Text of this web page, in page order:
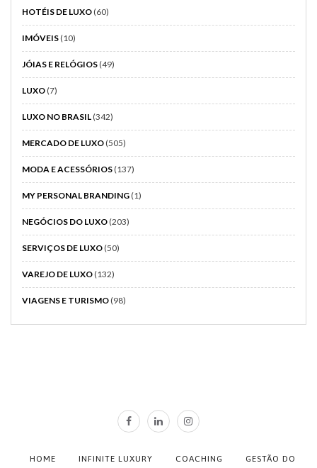
HOTÉIS DE LUXO(60)
IMÓVEIS(10)
JÓIAS E RELÓGIOS(49)
LUXO(7)
LUXO NO BRASIL(342)
MERCADO DE LUXO(505)
MODA E ACESSÓRIOS(137)
MY PERSONAL BRANDING(1)
NEGÓCIOS DO LUXO(203)
SERVIÇOS DE LUXO(50)
VAREJO DE LUXO(132)
VIAGENS E TURISMO(98)
HOME INFINITE LUXURY COACHING GESTÃO DO